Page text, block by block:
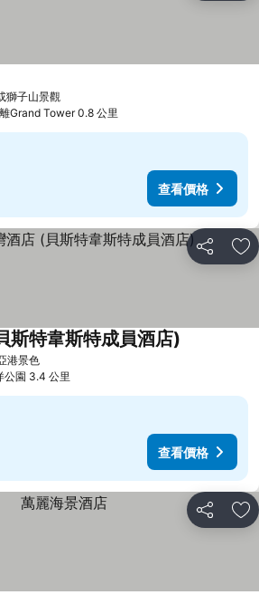
獅子山景觀
Grand Tower 0.8 公里
查看價格
分享 放
港景色
斯特韋斯特成員酒店)
公園 3.4 公里
查看價格
分享 放